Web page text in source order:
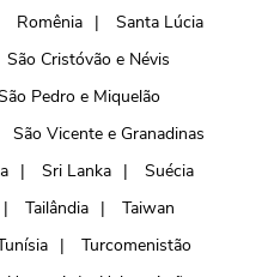
Romênia
Santa Lúcia
São Cristóvão e Névis
Pedro e Miquelão
São Vicente e Granadinas
Sri Lanka
Suécia
Tailândia
Taiwan
Turcomenistão